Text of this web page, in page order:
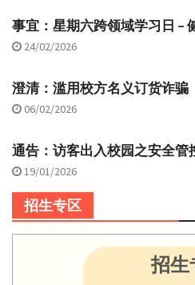
事宜：星期六跨领域学习日 –
24/02/2026
澄清：滥用校方名义订货诈骗
06/02/2026
通告：访客出入校园之安全管
19/01/2026
招生专区
招生